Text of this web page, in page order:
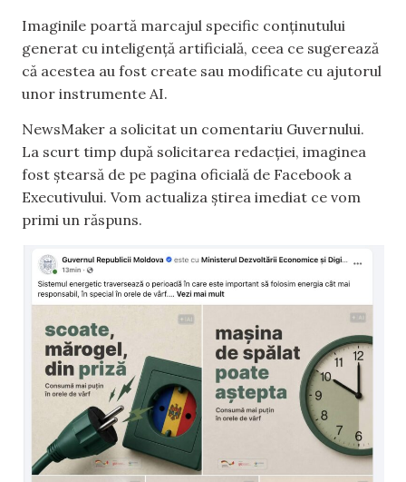
Imaginile poartă marcajul specific conținutului
generat cu inteligență artificială, ceea ce sugerează
că acestea au fost create sau modificate cu ajutorul
unor instrumente AI.
NewsMaker a solicitat un comentariu Guvernului.
La scurt timp după solicitarea redacției, imaginea
fost ștearsă de pe pagina oficială de Facebook a
Executivului. Vom actualiza știrea imediat ce vom
primi un răspuns.